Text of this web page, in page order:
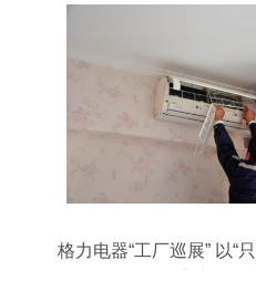
格力电器“工厂巡展” 以“